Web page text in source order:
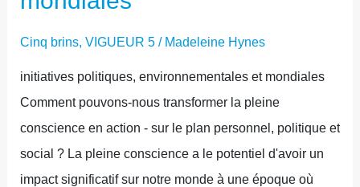
Cinq brins, VIGUEUR 5/ Madeleine Hynes
initiatives politiques, environnementales et mondiales
Comment pouvons-nous transformer la pleine
conscience en action - sur le plan personnel, politique et
social ? La pleine conscience a le potentiel d'avoir un
impact significatif sur notre monde à une époque où